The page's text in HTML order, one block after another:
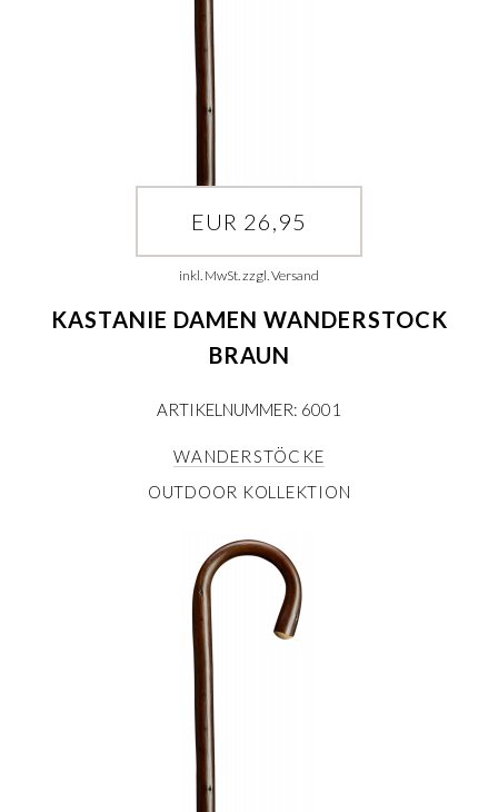
EUR 26,95
inkl. MwSt. zzgl. Versand
KASTANIE DAMEN WANDERSTOCK
BRAUN
ARTIKELNUMMER: 6001
WANDERSTÖCKE
OUTDOOR KOLLEKTION